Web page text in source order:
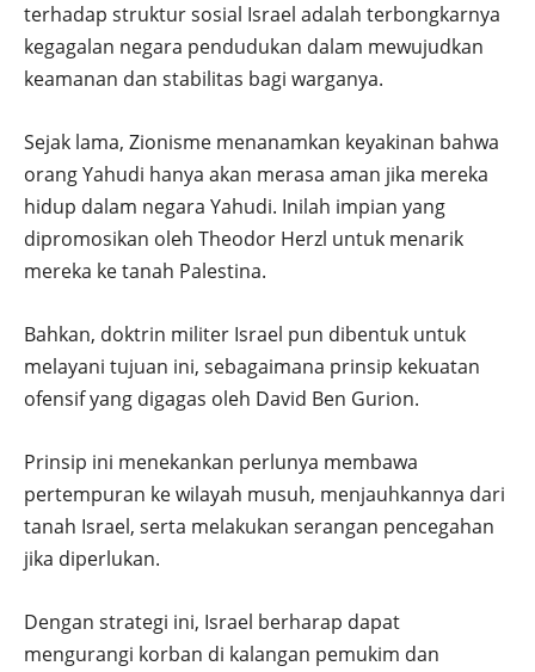
terhadap struktur sosial Israel adalah terbongkarnya
kegagalan negara pendudukan dalam mewujudkan
keamanan dan stabilitas bagi warganya.
Sejak lama, Zionisme menanamkan keyakinan bahwa
orang Yahudi hanya akan merasa aman jika mereka
hidup dalam negara Yahudi. Inilah impian yang
dipromosikan oleh Theodor Herzl untuk menarik
mereka ke tanah Palestina.
Bahkan, doktrin militer Israel pun dibentuk untuk
melayani tujuan ini, sebagaimana prinsip kekuatan
ofensif yang digagas oleh David Ben Gurion.
Prinsip ini menekankan perlunya membawa
pertempuran ke wilayah musuh, menjauhkannya dari
tanah Israel, serta melakukan serangan pencegahan
jika diperlukan.
Dengan strategi ini, Israel berharap dapat
mengurangi korban di kalangan pemukim dan